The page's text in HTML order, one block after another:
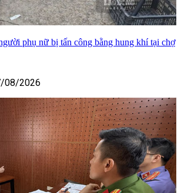
phụ nữ bị tấn công bằng hung khí tại chợ
08/2026